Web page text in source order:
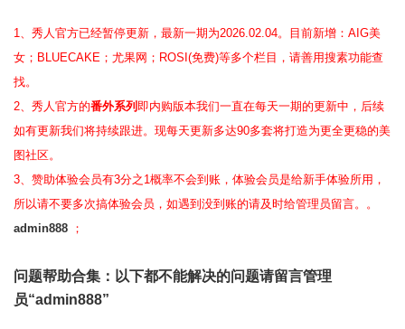
1、秀人官方已经暂停更新，最新一期为2026.02.04。目前新增：AIG美
女；BLUECAKE；尤果网；ROSI(免费)等多个栏目，请善用搜素功能查
找。
2、 秀人官方的番外系列 即内购版本我们一直在每天一期的更新中，后续
如有更新我们将持续跟进。现每天更新多达90多套将打造为更全更稳的美
图社区。
3、赞助体验会员有3分之1概率不会到账，体验会员是给新手体验所用，
所以请不要多次搞体验会员，如遇到没到账的请及时给管理员留言。。
admin888 ；
问题帮助合集 ：以下都不能解决的问题请留言管理
员“admin888”